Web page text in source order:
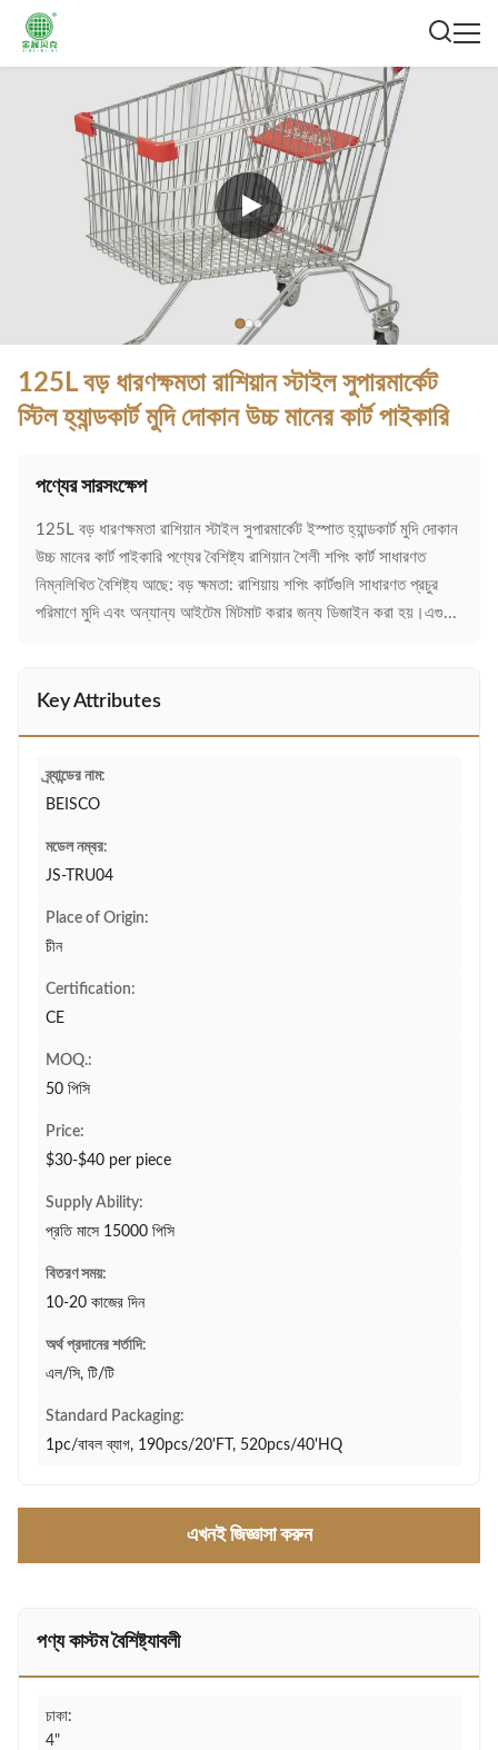
125L বড় ধারণক্ষমতা রাশিয়ান স্টাইল সুপারমার্কেট
স্টিল হ্যান্ডকার্ট মুদি দোকান উচ্চ মানের কার্ট পাইকারি
পণ্যের সারসংক্ষেপ
125L বড় ধারণক্ষমতা রাশিয়ান স্টাইল সুপারমার্কেট ইস্পাত হ্যান্ডকার্ট মুদি দোকান
উচ্চ মানের কার্ট পাইকারি পণ্যের বৈশিষ্ট্য রাশিয়ান শৈলী শপিং কার্ট সাধারণত
নিম্নলিখিত বৈশিষ্ট্য আছে: বড় ক্ষমতা: রাশিয়ায় শপিং কার্টগুলি সাধারণত প্রচুর
পরিমাণে মুদি এবং অন্যান্য আইটেম মিটমাট করার জন্য ডিজাইন করা হয়।এগু...
Key Attributes
ব্র্যান্ডের নাম:
BEISCO
মডেল নম্বর:
JS-TRU04
Place of Origin:
চীন
Certification:
CE
MOQ.:
50 পিসি
Price:
$30-$40 per piece
Supply Ability:
প্রতি মাসে 15000 পিসি
বিতরণ সময়:
10-20 কাজের দিন
অর্থ প্রদানের শর্তাদি:
এল/সি, টি/টি
Standard Packaging:
1pc/বাবল ব্যাগ, 190pcs/20'FT, 520pcs/40'HQ
এখনই জিজ্ঞাসা করুন
পণ্য কাস্টম বৈশিষ্ট্যাবলী
চাকা:
4"